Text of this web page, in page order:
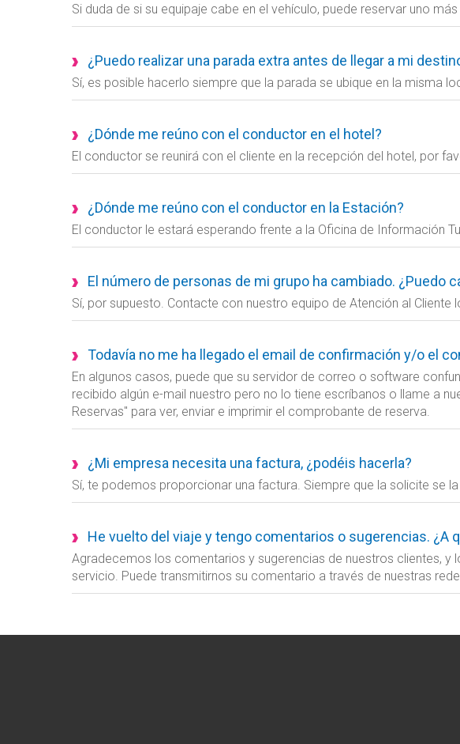
Si duda de si su equipaje cabe en el vehículo, puede reservar uno
¿Puedo realizar una parada extra antes de llegar a mi
Sí, es posible hacerlo siempre que la parada se ubique en la misma
¿Dónde me reúno con el conductor en el hotel?
El conductor se reunirá con el cliente en la recepción del hotel, por
¿Dónde me reúno con el conductor en la Estación?
El conductor le estará esperando frente a la Oficina de Información
El número de personas de mi grupo ha cambiado. ¿Puedo
Sí, por supuesto. Contacte con nuestro equipo de Atención al
Todavía no me ha llegado el email de confirmación y/o el
En algunos casos, puede que su servidor de correo o software
recibido algún e-mail nuestro pero no lo tiene escríbanos o llame a
Reservas" para ver, enviar e imprimir el comprobante de reserva.
¿Mi empresa necesita una factura, ¿podéis hacerla?
Sí, te podemos proporcionar una factura. Siempre que la solicite se
He vuelto del viaje y tengo comentarios o sugerencias. ¿A
Agradecemos los comentarios y sugerencias de nuestros clientes,
servicio. Puede transmitirnos su comentario a través de nuestras